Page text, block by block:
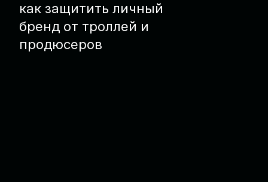
как защитить личный
бренд от троллей и
продюсеров